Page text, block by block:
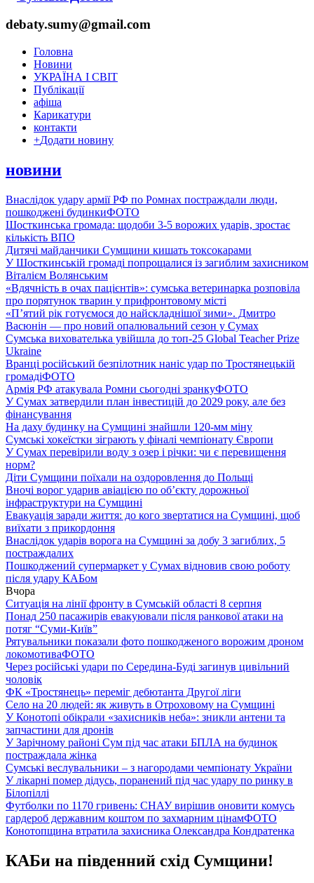
debaty.sumy@gmail.com
Головна
Новини
УКРАЇНА І СВІТ
Публікації
афіша
Карикатури
контакти
+Додати новину
новини
Внаслідок удару армії РФ по Ромнах постраждали люди,
пошкоджені будинкиФОТО
Шосткинська громада: щодоби 3-5 ворожих ударів, зростає
кількість ВПО
Дитячі майданчики Сумщини кишать токсокарами
У Шосткинській громаді попрощалися із загиблим захисником
Віталієм Волянським
«Вдячність в очах пацієнтів»: сумська ветеринарка розповіла
про порятунок тварин у прифронтовому місті
«П’ятий рік готуємося до найскладнішої зими». Дмитро
Васюнін — про новий опалювальний сезон у Сумах
Сумська вихователька увійшла до топ-25 Global Teacher Prize
Ukraine
Вранці російський безпілотник наніс удар по Тростянецькій
громадіФОТО
Армія РФ атакувала Ромни сьогодні зранкуФОТО
У Сумах затвердили план інвестицій до 2029 року, але без
фінансування
На даху будинку на Сумщині знайшли 120-мм міну
Сумські хокеїстки зіграють у фіналі чемпіонату Європи
У Сумах перевірили воду з озер і річки: чи є перевищення
норм?
Діти Сумщини поїхали на оздоровлення до Польщі
Вночі ворог ударив авіацією по обʼєкту дорожньої
інфраструктури на Сумщині
Евакуація заради життя: до кого звертатися на Сумщині, щоб
виїхати з прикордоння
Внаслідок ударів ворога на Сумщині за добу 3 загиблих, 5
постраждалих
Пошкоджений супермаркет у Сумах відновив свою роботу
після удару КАБом
Вчора
Ситуація на лінії фронту в Сумській області 8 серпня
Понад 250 пасажирів евакуювали після ранкової атаки на
потяг “Суми-Київ”
Рятувальники показали фото пошкодженого ворожим дроном
локомотиваФОТО
Через російські удари по Середина-Буді загинув цивільний
чоловік
ФК «Тростянець» переміг дебютанта Другої ліги
Село на 20 людей: як живуть в Отроховому на Сумщині
У Конотопі обікрали «захисників неба»: зникли антени та
запчастини для дронів
У Зарічному районі Сум під час атаки БПЛА на будинок
постраждала жінка
Сумські веслувальники – з нагородами чемпіонату України
У лікарні помер дідусь, поранений під час удару по ринку в
Білопіллі
Футболки по 1170 гривень: СНАУ вирішив оновити комусь
гардероб державним коштом по захмарним цінамФОТО
Конотопщина втратила захисника Олександра Кондратенка
КАБи на південний схід Сумщини!